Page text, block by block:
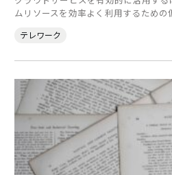
ムリソースを効率よく利用するための
テレワーク